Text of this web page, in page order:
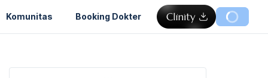
Komunitas Booking Dokter